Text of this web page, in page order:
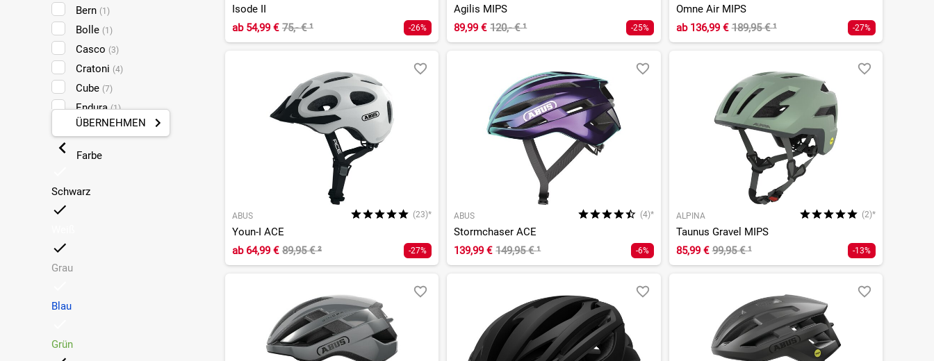
Bern (1)
Bolle (1)
Casco (3)
Cratoni (4)
Cube (7)
Endura(1)
Fizik(3)
ÜBERNEHMEN
Farbe
Schwarz
Grau
Blau
Grün
Isode II
ab54,99 € 75,- €¹ -26%
Agilis MIPS
89,99 € 120,- €¹ -25%
Omne Air MIPS
ab136,99 € 189,95 €¹ -27%
ABUS (23)*
Youn-I ACE
ab64,99 € 89,95 €² -27%
ABUS (4)*
Stormchaser ACE
139,99 € 149,95 €¹ -6%
ALPINA (2)*
Taunus Gravel MIPS
85,99 € 99,95 €¹ -13%